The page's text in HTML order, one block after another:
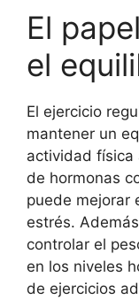
El
el
El ejercicio
mantener un
actividad física
de hormonas
puede mejorar
estrés.
controlar el
en los niveles
de ejercicios